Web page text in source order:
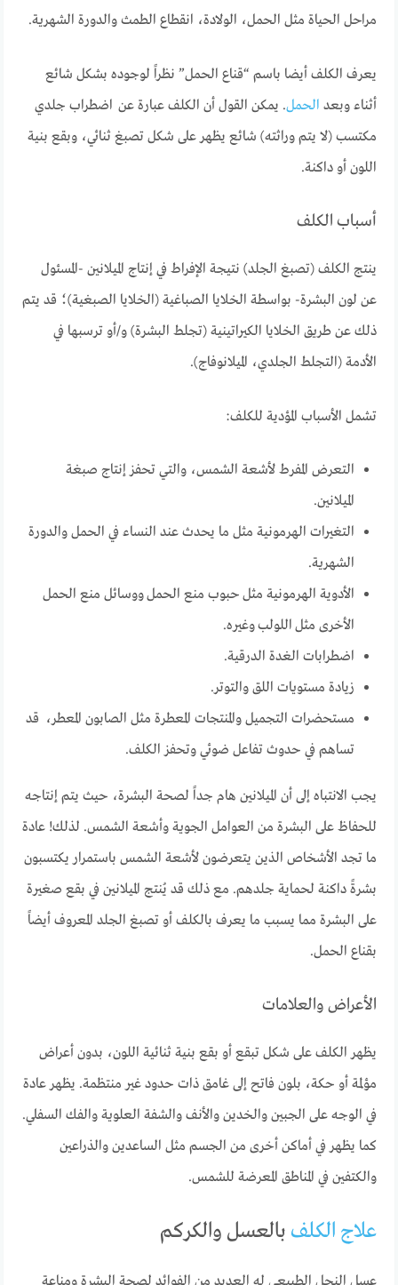
مراحل الحياة مثل الحمل، الولادة، انقطاع الطمث والدورة الشهرية.
يعرف الكلف أيضا باسم “قناع الحمل” نظراً لوجوده بشكل شائع
أثناء وبعد الحمل. يمكن القول أن الكلف عبارة عن اضطراب جلدي
مكتسب (لا يتم وراثته) شائع يظهر على شكل تصبغ ثنائي، وبقع بنية
اللون أو داكنة.
أسباب الكلف
ينتج الكلف (تصبغ الجلد) نتيجة الإفراط في إنتاج الميلانين -المسئول
عن لون البشرة- بواسطة الخلايا الصباغية (الخلايا الصبغية)؛ قد يتم
ذلك عن طريق الخلايا الكيراتينية (تجلط البشرة) و/أو ترسبها في
الأدمة (التجلط الجلدي، الميلانوفاج).
تشمل الأسباب المؤدية للكلف:
التعرض المفرط لأشعة الشمس، والتي تحفز إنتاج صبغة
الميلانين.
التغيرات الهرمونية مثل ما يحدث عند النساء في الحمل والدورة
الشهرية.
الأدوية الهرمونية مثل حبوب منع الحمل ووسائل منع الحمل
الأخرى مثل اللولب وغيره.
اضطرابات الغدة الدرقية.
زيادة مستويات اللق والتوتر.
مستحضرات التجميل والمنتجات المعطرة مثل الصابون المعطر، قد
تساهم في حدوث تفاعل ضوئي وتحفز الكلف.
يجب الانتباه إلى أن الميلانين هام جداً لصحة البشرة، حيث يتم إنتاجه
للحفاظ على البشرة من العوامل الجوية وأشعة الشمس. لذلك! عادة
ما تجد الأشخاص الذين يتعرضون لأشعة الشمس باستمرار يكتسبون
بشرةً داكنة لحماية جلدهم. مع ذلك قد يُنتج الميلانين في بقع صغيرة
على البشرة مما يسبب ما يعرف بالكلف أو تصبغ الجلد المعروف أيضاً
بقناع الحمل.
الأعراض والعلامات
يظهر الكلف على شكل تبقع أو بقع بنية ثنائية اللون، بدون أعراض
مؤلمة أو حكة، بلون فاتح إلى غامق ذات حدود غير منتظمة. يظهر عادة
في الوجه على الجبين والخدين والأنف والشفة العلوية والفك السفلي.
كما يظهر في أماكن أخرى من الجسم مثل الساعدين والذراعين
والكتفين في المناطق المعرضة للشمس.
علاج الكلف بالعسل والكركم
عسل النحل الطبيعي له العديد من الفوائد لصحة البشرة ومناعة